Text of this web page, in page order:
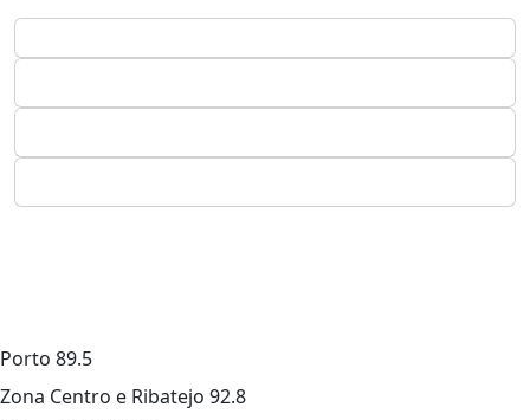
Porto 89.5
Zona Centro e Ribatejo 92.8